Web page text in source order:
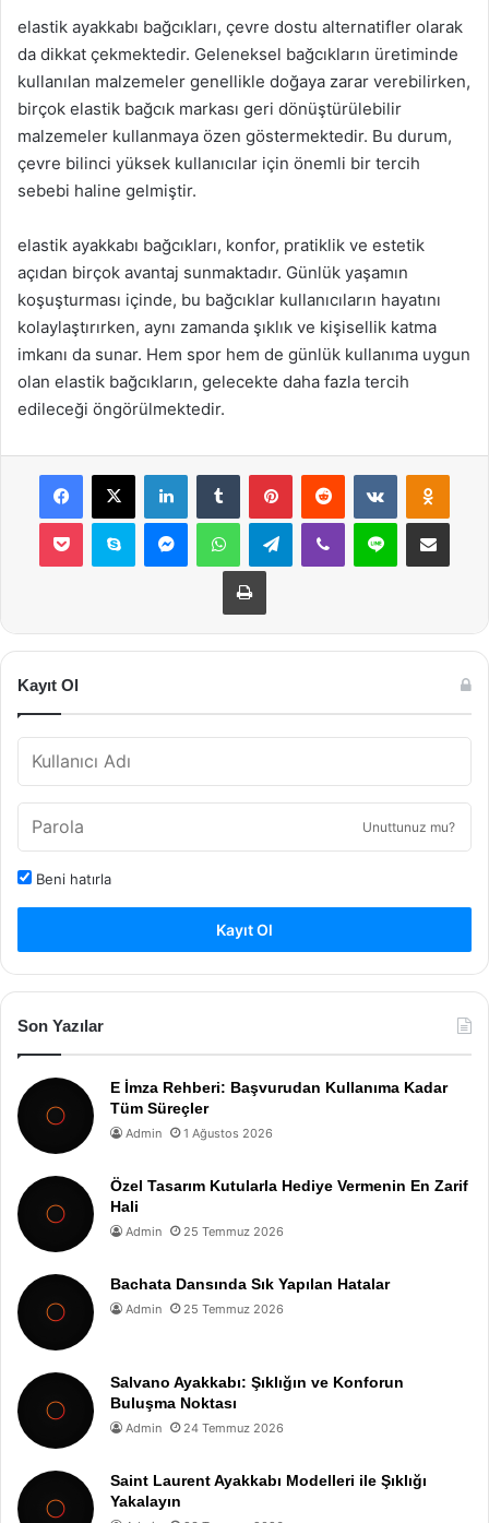
elastik ayakkabı bağcıkları, çevre dostu alternatifler olarak
da dikkat çekmektedir. Geleneksel bağcıkların üretiminde
kullanılan malzemeler genellikle doğaya zarar verebilirken,
birçok elastik bağcık markası geri dönüştürülebilir
malzemeler kullanmaya özen göstermektedir. Bu durum,
çevre bilinci yüksek kullanıcılar için önemli bir tercih
sebebi haline gelmiştir.
elastik ayakkabı bağcıkları, konfor, pratiklik ve estetik
açıdan birçok avantaj sunmaktadır. Günlük yaşamın
koşuşturması içinde, bu bağcıklar kullanıcıların hayatını
kolaylaştırırken, aynı zamanda şıklık ve kişisellik katma
imkanı da sunar. Hem spor hem de günlük kullanıma uygun
olan elastik bağcıkların, gelecekte daha fazla tercih
edileceği öngörülmektedir.
Facebook
X LinkedInTumblr PinterestReddit VKontakte
Pocket Skype MessengerWhatsAppTelegramViber Line E-Posta ile
Yazdır
Kayıt Ol
Unuttunuz mu?
Beni hatırla
Kayıt Ol
Son Yazılar
E İmza Rehberi: Başvurudan Kullanıma Kadar
Tüm Süreçler
Admin 1 Ağustos 2026
Özel Tasarım Kutularla Hediye Vermenin En Zarif
Hali
Admin 25 Temmuz 2026
Bachata Dansında Sık Yapılan Hatalar
Admin 25 Temmuz 2026
Salvano Ayakkabı: Şıklığın ve Konforun
Buluşma Noktası
Admin 24 Temmuz 2026
Saint Laurent Ayakkabı Modelleri ile Şıklığı
Yakalayın